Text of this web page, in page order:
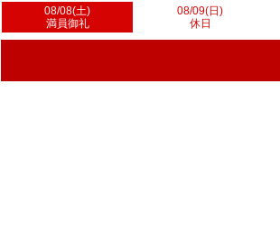
08/08(土)
満員御礼
08/09(日)
休日